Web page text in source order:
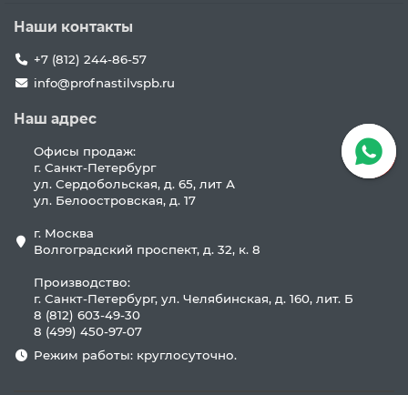
Наши контакты
+7 (812) 244-86-57
info@profnastilvspb.ru
Наш адрес
Офисы продаж:
г. Санкт-Петербург
ул. Сердобольская, д. 65, лит А
ул. Белоостровская, д. 17
г. Москва
Волгоградский проспект, д. 32, к. 8
Производство:
г. Санкт-Петербург, ул. Челябинская, д. 160, лит. Б
8 (812) 603-49-30
8 (499) 450-97-07
Режим работы: круглосуточно.